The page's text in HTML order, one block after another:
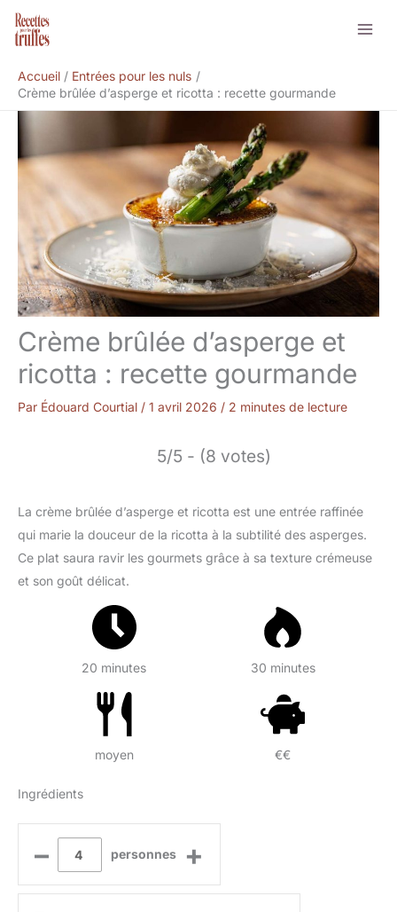
Aller
Accueil
Entrées pour les nuls
Crème brûlée d’asperge et ricotta : recette gourmande
Crème brûlée d’asperge et
ricotta : recette gourmande
Par Édouard Courtial / 1 avril 2026 / 2 minutes de lecture
5/5 - (8 votes)
La crème brûlée d’asperge et ricotta est une entrée raffinée
qui marie la douceur de la ricotta à la subtilité des asperges.
Ce plat saura ravir les gourmets grâce à sa texture crémeuse
et son goût délicat.
20 minutes 30 minutes
moyen €€
Ingrédients
– personnes +
Rechercher